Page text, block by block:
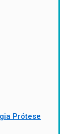
Prótese